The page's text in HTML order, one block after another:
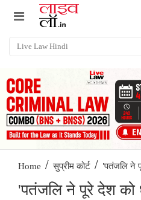
Home / सुप्रीम कोर्ट / 'पतंजलि ने
'पतंजलि ने पूरे देश को